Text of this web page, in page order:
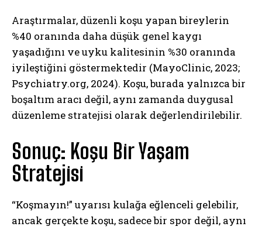
Araştırmalar, düzenli koşu yapan bireylerin
%40 oranında daha düşük genel kaygı
yaşadığını ve uyku kalitesinin %30 oranında
iyileştiğini göstermektedir (MayoClinic, 2023;
Psychiatry.org, 2024). Koşu, burada yalnızca bir
boşaltım aracı değil, aynı zamanda duygusal
düzenleme stratejisi olarak değerlendirilebilir.
Sonuç: Koşu Bir Yaşam
Stratejisi
“Koşmayın!” uyarısı kulağa eğlenceli gelebilir,
ancak gerçekte koşu, sadece bir spor değil, aynı